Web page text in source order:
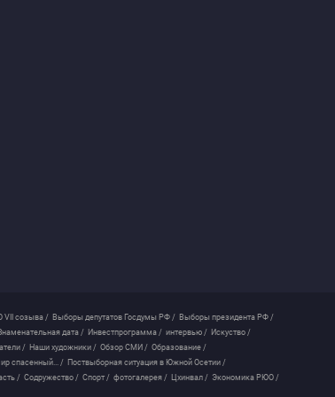
VII созыва / Выборы депутатов Госдумы РФ / Выборы президента РФ /
дата / Инвестпрограмма / интервью / Искуство /
/ Наши художники / Обзор СМИ / Образование /
спасенный... / Поствыборная ситуация в Южной Осетии /
/ Содружество / Спорт / фотогалерея / Цхинвал / Экономика РЮО /